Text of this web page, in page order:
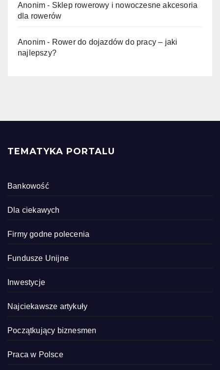
Anonim - Sklep rowerowy i nowoczesne akcesoria
dla rowerów
Anonim - Rower do dojazdów do pracy – jaki
najlepszy?
TEMATYKA PORTALU
Bankowość
Dla ciekawych
Firmy godne polecenia
Fundusze Unijne
Inwestycje
Najciekawsze artykuły
Początkujący biznesmen
Praca w Polsce